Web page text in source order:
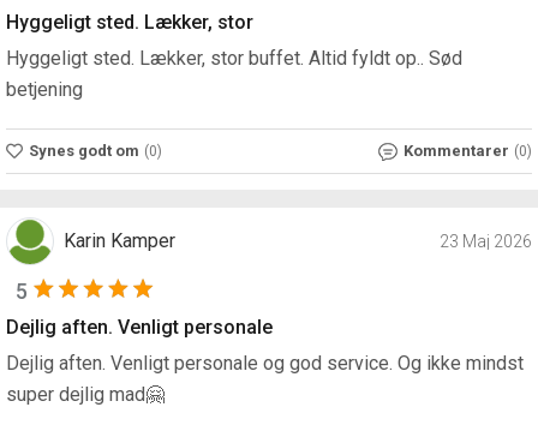
Hyggeligt sted. Lækker, stor
Hyggeligt sted. Lækker, stor buffet. Altid fyldt op.. Sød
betjening
Synes godt om (0) Kommentarer (0)
Karin Kamper 23 Maj 2026
5
Dejlig aften. Venligt personale
Dejlig aften. Venligt personale og god service. Og ikke mindst
super dejlig mad🤗